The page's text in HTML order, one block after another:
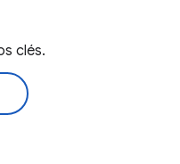
clés.